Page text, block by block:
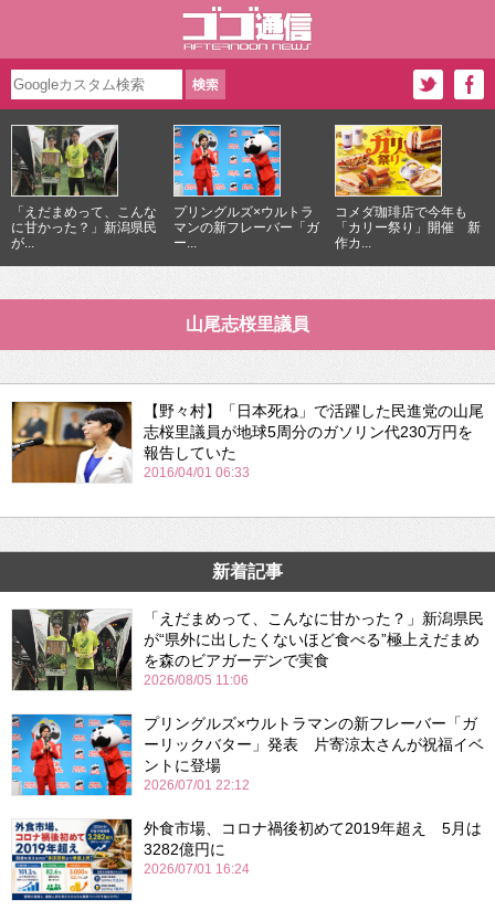
「えだまめって、こんな
に甘かった？」新潟県民
が...
プリングルズ×ウルトラ
マンの新フレーバー「ガ
ー...
コメダ珈琲店で今年も
「カリー祭り」開催 新
作カ...
山尾志桜里議員
【野々村】「日本死ね」で活躍した民進党の山尾
志桜里議員が地球5周分のガソリン代230万円を
報告していた
2016/04/01 06:33
新着記事
「えだまめって、こんなに甘かった？」新潟県民
が“県外に出したくないほど食べる”極上えだまめ
を森のビアガーデンで実食
2026/08/05 11:06
プリングルズ×ウルトラマンの新フレーバー「ガ
ーリックバター」発表 片寄涼太さんが祝福イベ
ントに登場
2026/07/01 22:12
外食市場、コロナ禍後初めて2019年超え 5月は
3282億円に
2026/07/01 16:24